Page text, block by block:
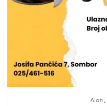
Alati,